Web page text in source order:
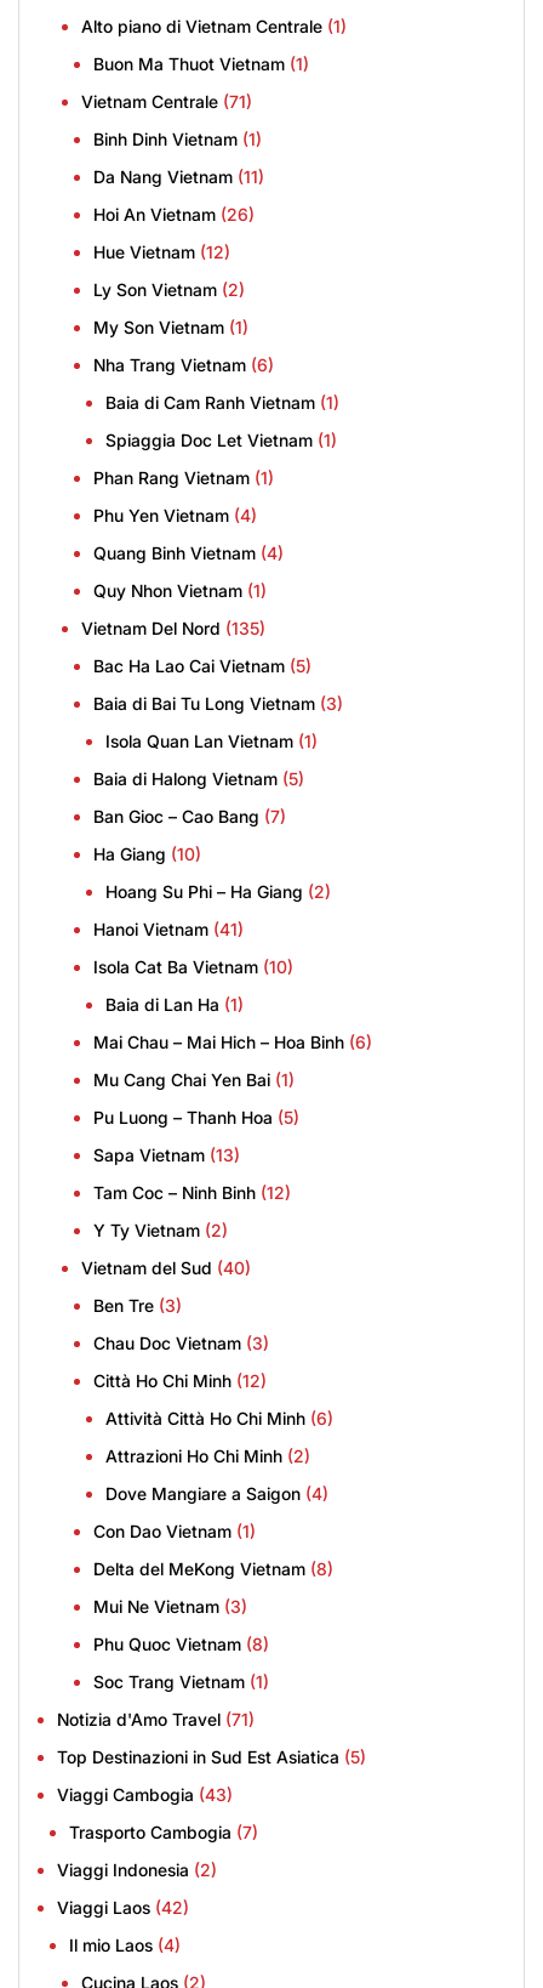
Alto piano di Vietnam Centrale (1)
Buon Ma Thuot Vietnam (1)
Vietnam Centrale (71)
Binh Dinh Vietnam (1)
Da Nang Vietnam (11)
Hoi An Vietnam (26)
Hue Vietnam (12)
Ly Son Vietnam (2)
My Son Vietnam (1)
Nha Trang Vietnam (6)
Baia di Cam Ranh Vietnam (1)
Spiaggia Doc Let Vietnam (1)
Phan Rang Vietnam (1)
Phu Yen Vietnam (4)
Quang Binh Vietnam (4)
Quy Nhon Vietnam (1)
Vietnam Del Nord (135)
Bac Ha Lao Cai Vietnam (5)
Baia di Bai Tu Long Vietnam (3)
Isola Quan Lan Vietnam (1)
Baia di Halong Vietnam (5)
Ban Gioc – Cao Bang (7)
Ha Giang (10)
Hoang Su Phi – Ha Giang (2)
Hanoi Vietnam (41)
Isola Cat Ba Vietnam (10)
Baia di Lan Ha (1)
Mai Chau – Mai Hich – Hoa Binh (6)
Mu Cang Chai Yen Bai (1)
Pu Luong – Thanh Hoa (5)
Sapa Vietnam (13)
Tam Coc – Ninh Binh (12)
Y Ty Vietnam (2)
Vietnam del Sud (40)
Ben Tre (3)
Chau Doc Vietnam (3)
Città Ho Chi Minh (12)
Attività Città Ho Chi Minh (6)
Attrazioni Ho Chi Minh (2)
Dove Mangiare a Saigon (4)
Con Dao Vietnam (1)
Delta del MeKong Vietnam (8)
Mui Ne Vietnam (3)
Phu Quoc Vietnam (8)
Soc Trang Vietnam (1)
Notizia d'Amo Travel (71)
Top Destinazioni in Sud Est Asiatica (5)
Viaggi Cambogia (43)
Trasporto Cambogia (7)
Viaggi Indonesia (2)
Viaggi Laos (42)
Il mio Laos (4)
Cucina Laos (2)